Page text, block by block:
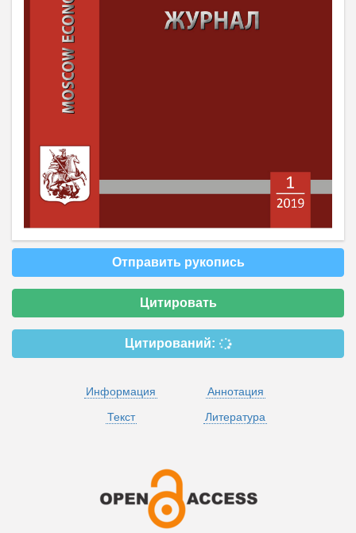
Отправить рукопись
Цитировать
Цитирований:
Информация
Аннотация
Текст
Литература